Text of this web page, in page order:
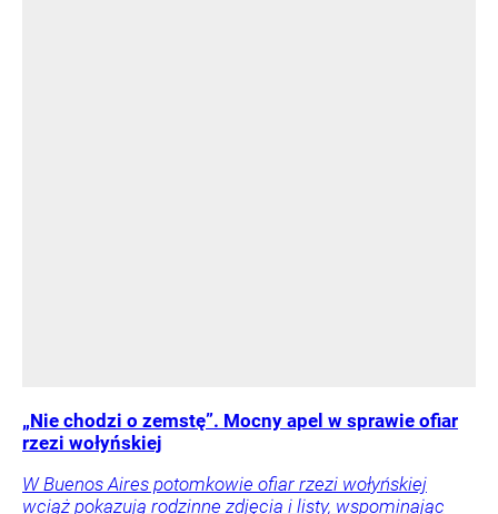
„Nie chodzi o zemstę”. Mocny apel w sprawie ofiar
rzezi wołyńskiej
W Buenos Aires potomkowie ofiar rzezi wołyńskiej
wciąż pokazują rodzinne zdjęcia i listy, wspominając